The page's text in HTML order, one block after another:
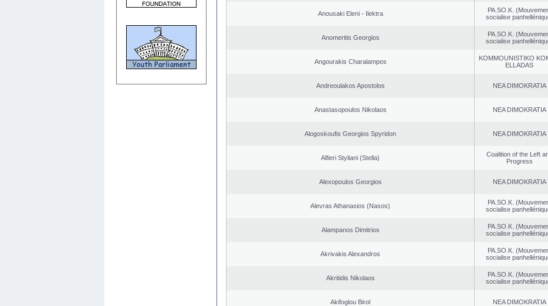
Anousaki Eleni - Ilektra
PA.SO.K.
socialise
Anomeritis Georgios
PA.SO.K.
socialise
Angourakis Charalampos
KOMMOUNISTIKO
ELLADAS
Andreoulakos Apostolos NEA DΙMOKRATIA
Anastasopoulos Nikolaos NEA DΙMOKRATIA
Alogoskoufis Georgios Spyridon NEA DΙMOKRATIA
Alfieri Styliani (Stella)
Coalition of the Left
Progress
Alexopoulos Georgios NEA DΙMOKRATIA
Alevras Athanasios (Nasos)
PA.SO.K.
socialise
Alampanos Dimitrios
PA.SO.K.
socialise
Akrivakis Alexandros
PA.SO.K.
socialise
Akritidis Nikolaos
PA.SO.K.
socialise
Akifoglou Birol NEA DΙMOKRATIA